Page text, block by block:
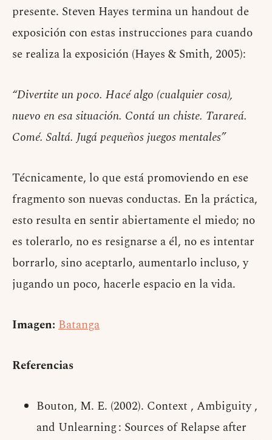
presente. Steven Hayes termina un handout de
exposición con estas instrucciones para cuando
se realiza la exposición (Hayes & Smith, 2005):
“Divertite un poco. Hacé algo (cualquier cosa),
nuevo en esa situación. Contá un chiste. Tarareá.
Comé. Saltá. Jugá pequeños juegos mentales”
Técnicamente, lo que está promoviendo en ese
fragmento son nuevas conductas. En la práctica,
esto resulta en sentir abiertamente el miedo; no
es tolerarlo, no es resignarse a él, no es intentar
borrarlo, sino aceptarlo, aumentarlo incluso, y
jugando un poco, hacerle espacio en la vida.
Imagen: Batanga
Referencias
Bouton, M. E. (2002). Context , Ambiguity ,
and Unlearning : Sources of Relapse after